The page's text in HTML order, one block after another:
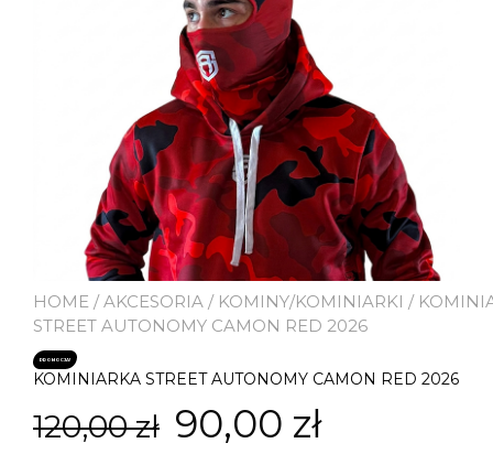
HOME /AKCESORIA / KOMINY/KOMINIARKI /
STREET AUTONOMY CAMON RED 2026
PROMOCJA!
KOMINIARKA STREET AUTONOMY CAMON RED 2026
120,00zł Pierwotna
90,00 złAktualna